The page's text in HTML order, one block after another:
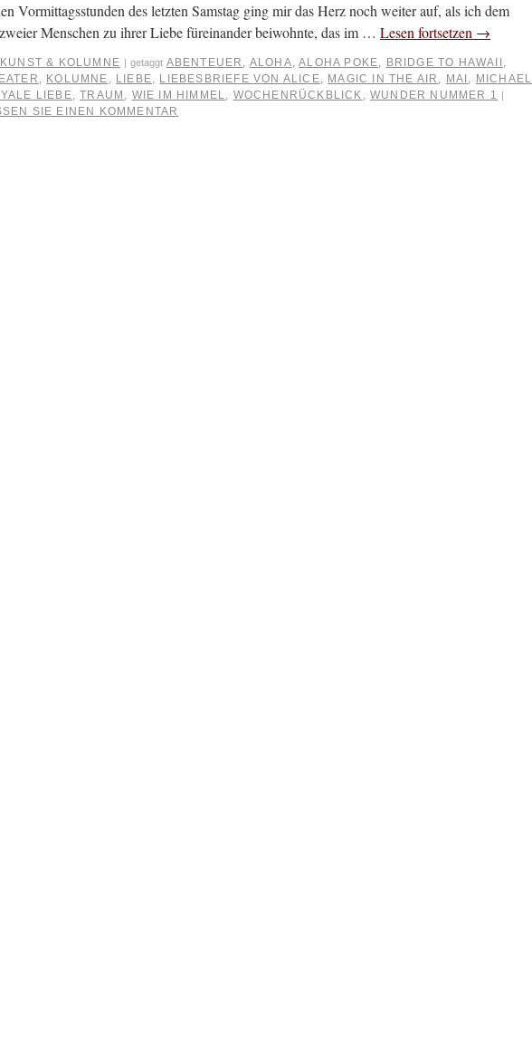
Vormittagsstunden des letzten Samstag ging mir das Herz noch weiter auf, als ich dem
Menschen zu ihrer Liebe füreinander beiwohnte, das im … Lesen fortsetzen →
KUNST & KOLUMNE | getaggt ABENTEUER , ALOHA,ALOHA POKE, BRIDGE TO HAWAII ,
, KOLUMNE , LIEBE, LIEBESBRIEFE VON ALICE, MAGIC IN THE AIR , MAI , MICHAEL
LIEBE,TRAUM , WIE IM HIMMEL, WOCHENRÜCKBLICK ,WUNDER NUMMER 1 |
SIE EINEN KOMMENTAR